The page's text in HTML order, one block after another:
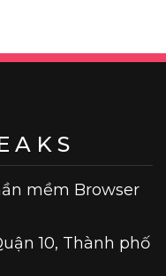
mềm Browser
10, Thành phố